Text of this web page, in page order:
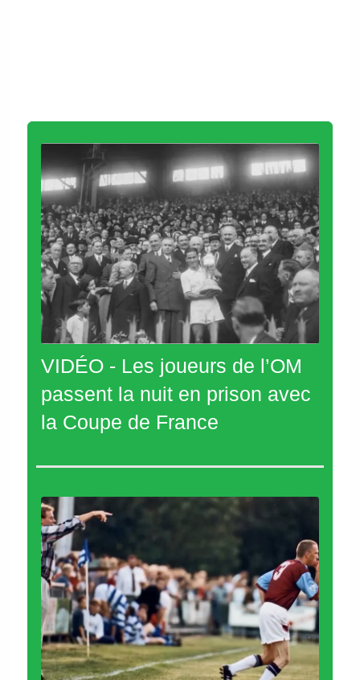
VIDÉO - Les joueurs de l’OM
passent la nuit en prison avec
la Coupe de France